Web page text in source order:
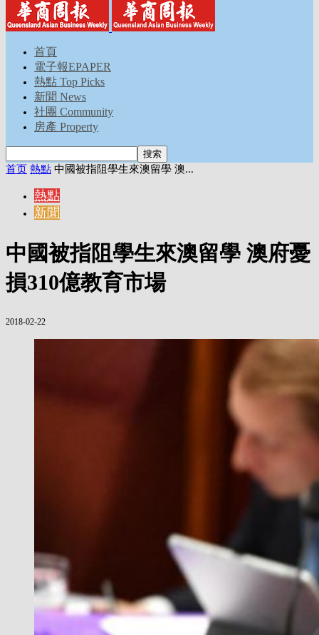
首頁
電子報EPAPER
熱點 Top Picks
新聞 News
社團 Community
房產 Property
首页 熱點 中國被指阻學生來澳留學 澳...
熱點
新聞
中國被指阻學生來澳留學 澳府憂
損310億教育市場
2018-02-22